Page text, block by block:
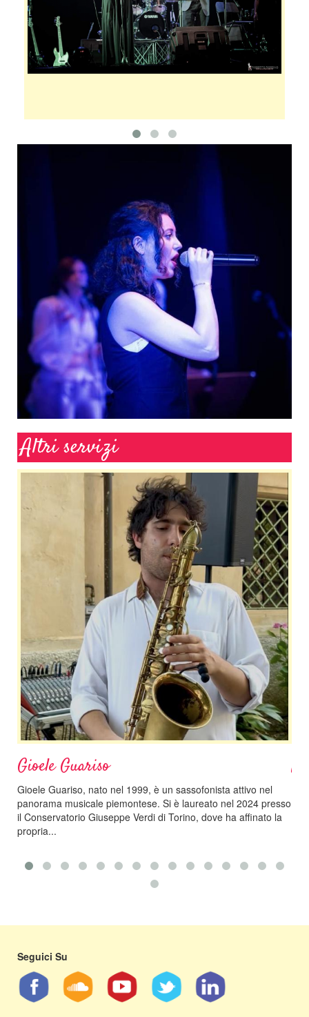
Altri servizi
Gioele Guariso
Gioele Guariso, nato nel 1999, è un sassofonista attivo nel
panorama musicale piemontese. Si è laureato nel 2024 presso
il Conservatorio Giuseppe Verdi di Torino, dove ha affinato la
propria...
Seguici Su